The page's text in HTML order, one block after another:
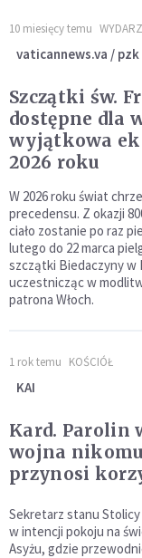
10 miesięcy temu
vaticannews.va / pzk
Szczątki św.
dostępne dla
wyjątkowa
2026 roku
W 2026 roku świat
precedensu. Z okazji
ciało zostanie po raz
lutego do 22 marca
szczątki Biedaczyny w
uczestnicząc w
patrona Włoch.
1 rok temu KOŚCIÓŁ
KAI
Kard. Parolin
wojna
przynosi
Sekretarz stanu
w intencji pokoju na
Asyżu, gdzie